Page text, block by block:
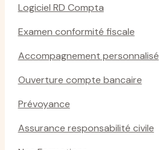
Logiciel RD Compta
Examen conformité fiscale
Accompagnement personnalisé
Ouverture compte bancaire
Prévoyance
Assurance responsabilité civile